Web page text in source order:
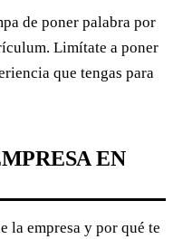
de poner palabra por
Limítate a poner
que tengas para
EN
la empresa y por qué te